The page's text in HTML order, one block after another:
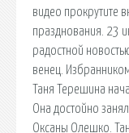
видео прокрутите
празднования. 23
радостной
венец.
Таня Терешина
Она достойно
Оксаны Олешко.